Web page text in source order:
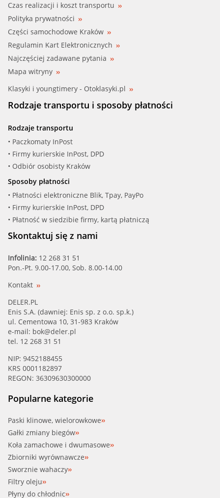
Czas realizacji i koszt transportu
Polityka prywatności
Części samochodowe Kraków
Regulamin Kart Elektronicznych
Najczęściej zadawane pytania
Mapa witryny
Klasyki i youngtimery - Otoklasyki.pl
Rodzaje transportu i sposoby płatności
Rodzaje transportu
• Paczkomaty InPost
• Firmy kurierskie InPost, DPD
• Odbiór osobisty Kraków
Sposoby płatności
• Płatności elektroniczne Blik, Tpay, PayPo
• Firmy kurierskie InPost, DPD
• Płatność w siedzibie firmy, kartą płatniczą
Skontaktuj się z nami
Infolinia: 12 268 31 51
Pon.-Pt. 9.00-17.00, Sob. 8.00-14.00
Kontakt
DELER.PL
Enis S.A. (dawniej: Enis sp. z o.o. sp.k.)
ul. Cementowa 10, 31-983 Kraków
e-mail: bok@deler.pl
tel. 12 268 31 51
NIP: 9452188455
KRS 0001182897
REGON: 36309630300000
Popularne kategorie
Paski klinowe, wielorowkowe
Gałki zmiany biegów
Koła zamachowe i dwumasowe
Zbiorniki wyrównawcze
Sworznie wahaczy
Filtry oleju
Płyny do chłodnic